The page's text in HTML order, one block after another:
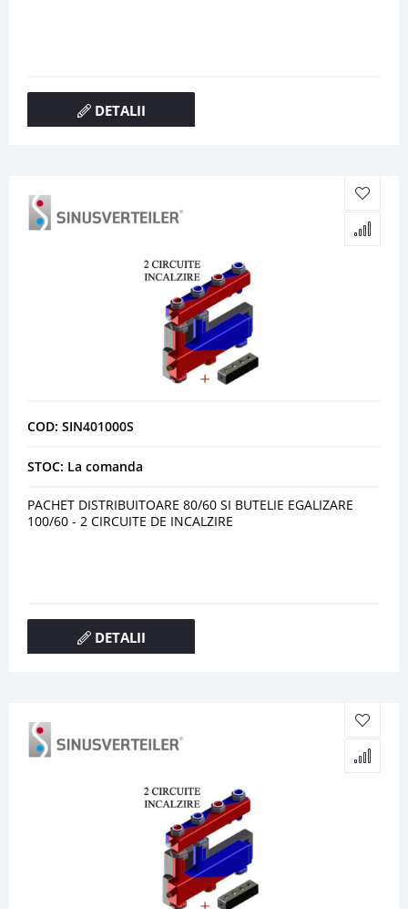
DETALII
COD: SIN401000S
STOC: La comanda
PACHET DISTRIBUITOARE 80/60 SI BUTELIE EGALIZARE
100/60 - 2 CIRCUITE DE INCALZIRE
DETALII